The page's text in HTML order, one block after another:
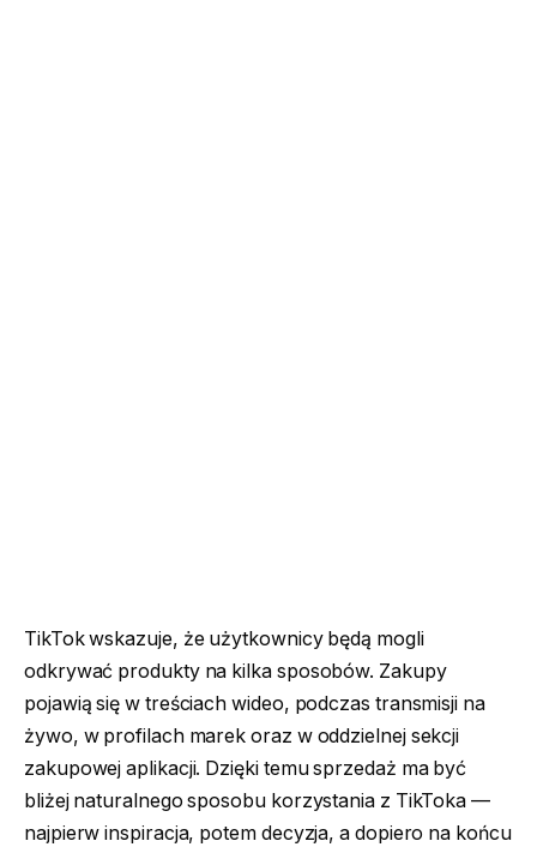
TikTok wskazuje, że użytkownicy będą mogli
odkrywać produkty na kilka sposobów. Zakupy
pojawią się w treściach wideo, podczas transmisji na
żywo, w profilach marek oraz w oddzielnej sekcji
zakupowej aplikacji. Dzięki temu sprzedaż ma być
bliżej naturalnego sposobu korzystania z TikToka —
najpierw inspiracja, potem decyzja, a dopiero na końcu